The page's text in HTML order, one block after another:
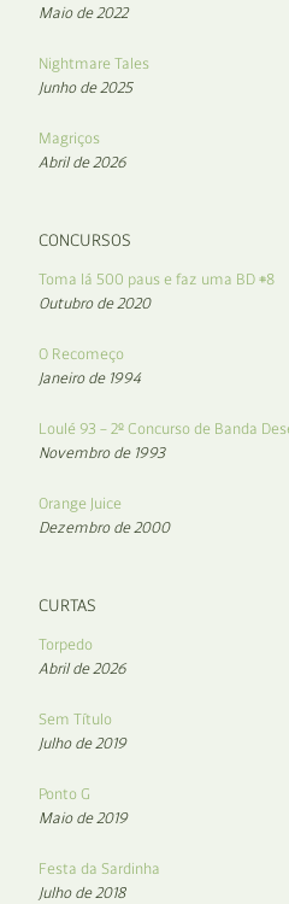
Maio de 2022
Nightmare Tales
Junho de 2025
Magriços
Abril de 2026
CONCURSOS
Toma lá 500 paus e faz uma BD #8
Outubro de 2020
O Recomeço
Janeiro de 1994
Loulé 93 – 2º Concurso de Banda
Novembro de 1993
Orange Juice
Dezembro de 2000
CURTAS
Torpedo
Abril de 2026
Sem Título
Julho de 2019
Ponto G
Maio de 2019
Festa da Sardinha
Julho de 2018